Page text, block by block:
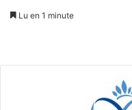
Lu en 1 minute